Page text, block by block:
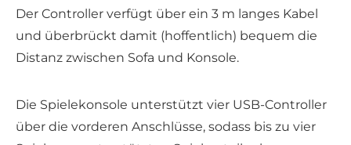
Der Controller verfügt über ein 3 m langes Kabel
und überbrückt damit (hoffentlich) bequem die
Distanz zwischen Sofa und Konsole.
Die Spielekonsole unterstützt vier USB-Controller
über die vorderen Anschlüsse, sodass bis zu vier